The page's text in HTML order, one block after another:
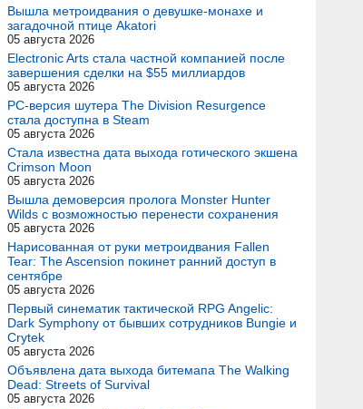
Вышла метроидвания о девушке-монахе и
загадочной птице Akatori
05 августа 2026
Electronic Arts стала частной компанией после
завершения сделки на $55 миллиардов
05 августа 2026
PC-версия шутера The Division Resurgence
стала доступна в Steam
05 августа 2026
Стала известна дата выхода готического экшена
Crimson Moon
05 августа 2026
Вышла демоверсия пролога Monster Hunter
Wilds с возможностью перенести сохранения
05 августа 2026
Нарисованная от руки метроидвания Fallen
Tear: The Ascension покинет ранний доступ в
сентябре
05 августа 2026
Первый синематик тактической RPG Angelic:
Dark Symphony от бывших сотрудников Bungie и
Crytek
05 августа 2026
Объявлена дата выхода битемапа The Walking
Dead: Streets of Survival
05 августа 2026